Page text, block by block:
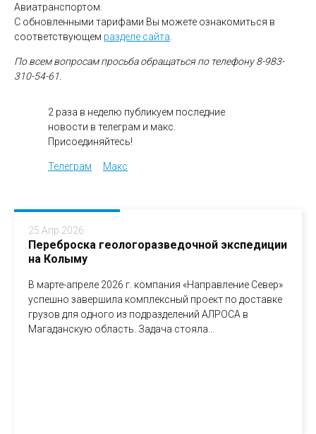
Авиатранспортом.
С обновленными тарифами Вы можете ознакомиться в
соответствующем разделе сайта
По всем вопросам просьба обращаться по телефону 8-983-
310-54-61.
2 раза в неделю публикуем последние
новости в телеграм и макс.
Присоединяйтесь!
Телеграм Макс
25 Апр 2026
Переброска геологоразведочной экспедиции
на Колыму
В марте-апреле 2026 г. компания «Направление Север»
успешно завершила комплексный проект по доставке
грузов для одного из подразделений АЛРОСА в
Магаданскую область. Задача стояла...